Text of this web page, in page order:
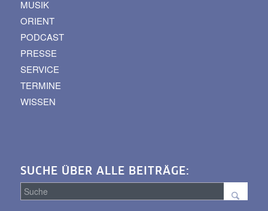
MUSIK
ORIENT
PODCAST
PRESSE
SERVICE
TERMINE
WISSEN
SUCHE ÜBER ALLE BEITRÄGE: